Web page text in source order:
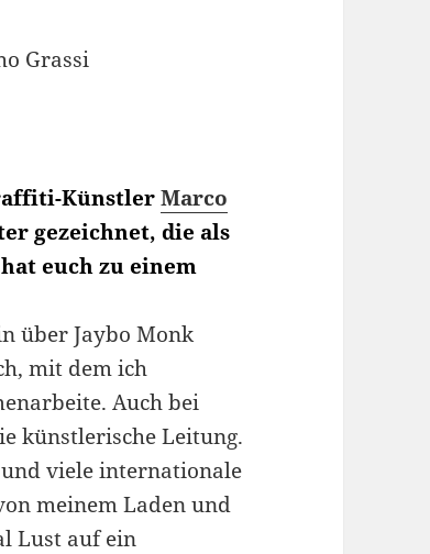
Künstler Marco
gezeichnet, die als
euch zu einem
über Jaybo Monk
mit dem ich
Auch bei
künstlerische Leitung.
viele internationale
meinem Laden und
Lust auf ein